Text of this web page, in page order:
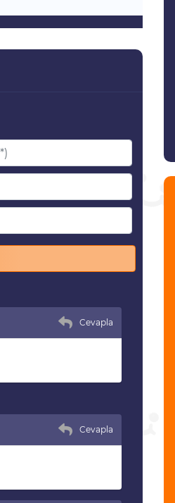
Cevapla
Cevapla